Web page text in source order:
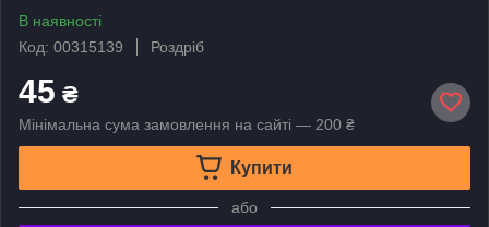
В наявності
Код: 00315139
Роздріб
45 ₴
Мінімальна сума замовлення на сайті — 200 ₴
Купити
або